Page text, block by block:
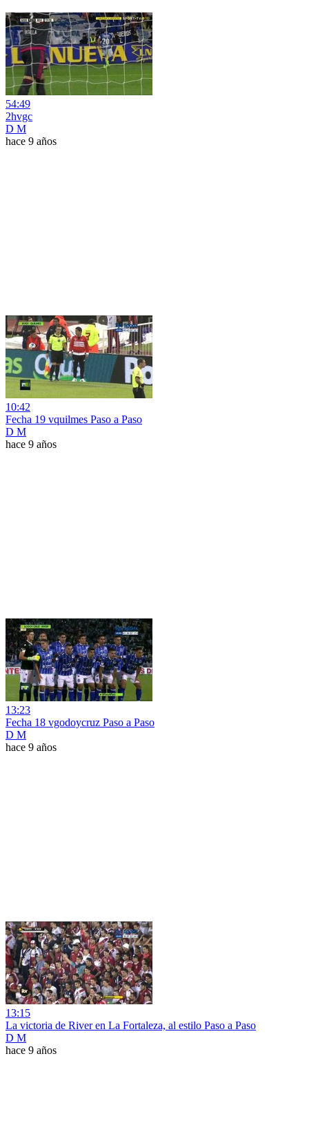
54:49
2hvgc
D M
hace 9 años
10:42
Fecha 19 vquilmes Paso a Paso
D M
hace 9 años
13:23
Fecha 18 vgodoycruz Paso a Paso
D M
hace 9 años
13:15
La victoria de River en La Fortaleza, al estilo Paso a Paso
D M
hace 9 años